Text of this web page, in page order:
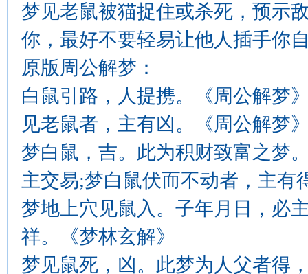
梦见老鼠被猫捉住或杀死，预示
你，最好不要轻易让他人插手你
原版周公解梦：
白鼠引路，人提携。《周公解梦
见老鼠者，主有凶。《周公解梦
梦白鼠，吉。此为积财致富之梦
主交易;梦白鼠伏而不动者，主有
梦地上穴见鼠入。子年月日，必
祥。《梦林玄解》
梦见鼠死，凶。此梦为人父者得